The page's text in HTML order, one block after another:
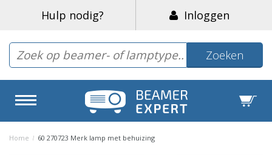
Hulp nodig? Inloggen
Zoeken
Home / 60 270723 Merk lamp met behuizing